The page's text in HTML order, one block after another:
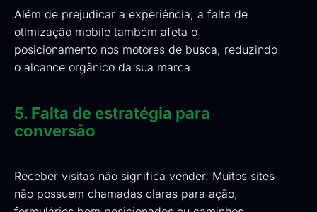
Além de prejudicar a experiência, a falta de
otimização mobile também afeta o
posicionamento nos motores de busca, reduzindo
o alcance orgânico da sua marca.
5. Falta de estratégia para
conversão
Receber visitas não significa vender. Muitos sites
não possuem chamadas claras para ação,